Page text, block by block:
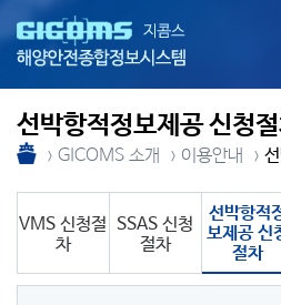
선박항적정보제공 신청
GICOMS 소개 이용안내
VMS 신청절
차
SSAS 신청
절차
선박항적
보제공 신
절차